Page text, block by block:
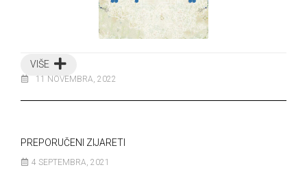
VIŠE
11 NOVEMBRA, 2022
PREPORUČENI ZIJARETI
4 SEPTEMBRA, 2021